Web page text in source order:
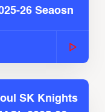
26 Seaosn
SK Knights